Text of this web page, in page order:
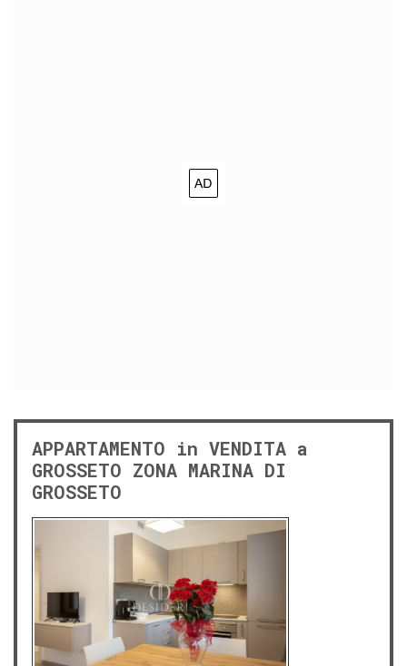
APPARTAMENTO in VENDITA a
GROSSETO ZONA MARINA DI
GROSSETO